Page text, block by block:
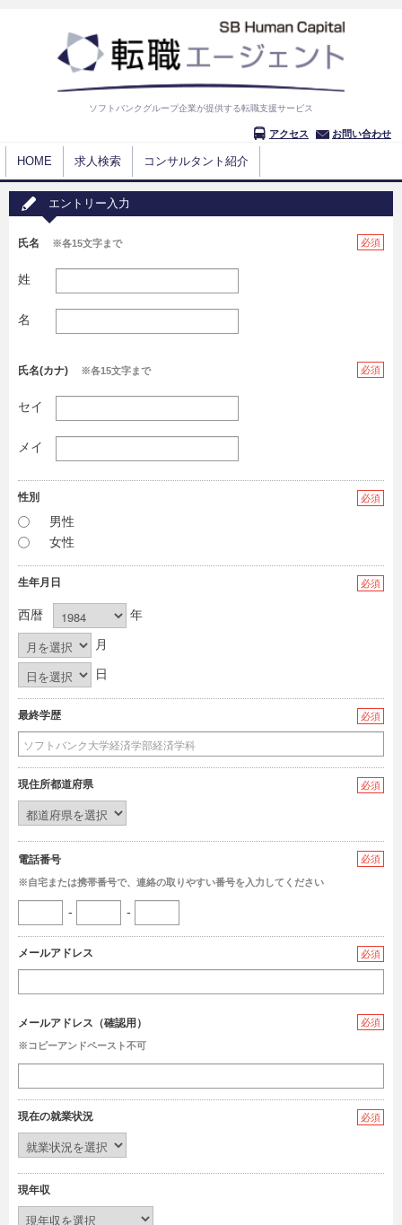
ソフトバンクグループ企業が提供する転職支援サービス
アクセス お問い合わせ
HOME 求人検索 コンサルタント紹介
エントリー入力
氏名 ※各15文字まで 必須
姓
名
氏名(カナ) ※各15文字まで 必須
セイ
メイ
性別 必須
男性
女性
生年月日 必須
西暦 年
月
日
最終学歴 必須
現住所都道府県 必須
電話番号
※自宅または携帯番号で、連絡の取りやすい番号を入力してください
必須
- -
メールアドレス 必須
メールアドレス（確認用）
※コピーアンドペースト不可
必須
現在の就業状況 必須
現年収